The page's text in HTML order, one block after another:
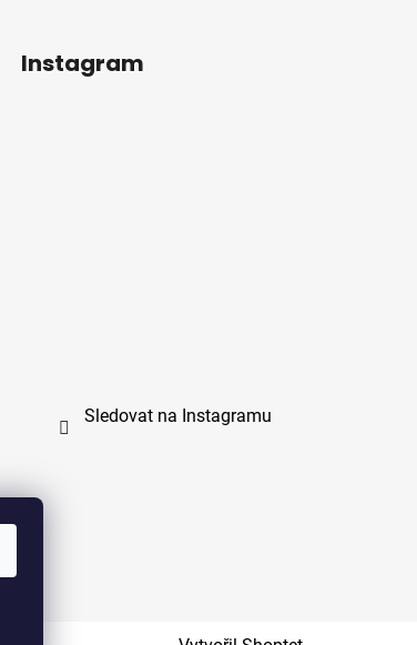
Instagram
Sledovat na Instagramu